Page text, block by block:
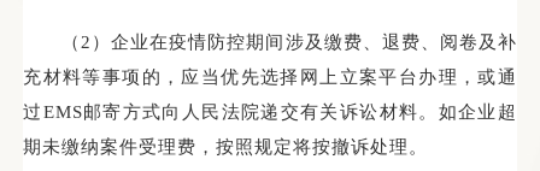
（ 2 ）企业在疫情防控期间涉及缴费、退费、阅卷及补
充材料等事项的，应当优先选择网上立案平台办理，或通
过EMS邮寄方式向 人民法院递交有关诉讼材料。如企业超
期未缴纳案件受理费，按照规定将按撤诉处理。